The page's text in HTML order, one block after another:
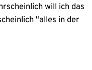
will ich das
"alles in der